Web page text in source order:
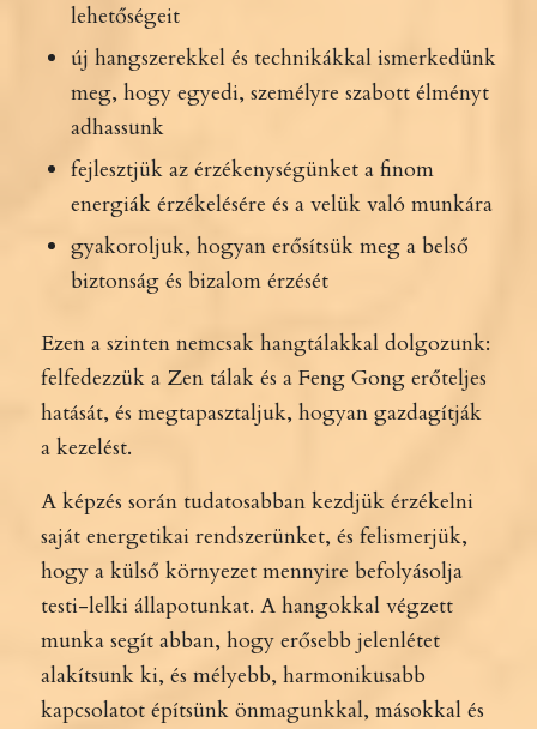
lehetőségeit
új hangszerekkel és technikákkal ismerkedünk
meg, hogy egyedi, személyre szabott élményt
adhassunk
fejlesztjük az érzékenységünket a finom
energiák érzékelésére és a velük való munkára
gyakoroljuk, hogyan erősítsük meg a belső
biztonság és bizalom érzését
Ezen a szinten nemcsak hangtálakkal dolgozunk:
felfedezzük a Zen tálak és a Feng Gong erőteljes
hatását, és megtapasztaljuk, hogyan gazdagítják
a kezelést.
A képzés során tudatosabban kezdjük érzékelni
saját energetikai rendszerünket, és felismerjük,
hogy a külső környezet mennyire befolyásolja
testi-lelki állapotunkat. A hangokkal végzett
munka segít abban, hogy erősebb jelenlétet
alakítsunk ki, és mélyebb, harmonikusabb
kapcsolatot építsünk önmagunkkal, másokkal és